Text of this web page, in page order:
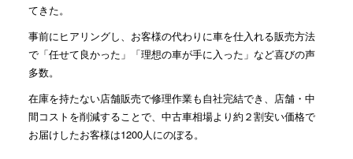
てきた。
事前にヒアリングし、お客様の代わりに車を仕入れる販売方法
で「任せて良かった」「理想の車が手に入った」など喜びの声
多数。
在庫を持たない店舗販売で修理作業も自社完結でき、店舗・中
間コストを削減することで、中古車相場より約２割安い価格で
お届けしたお客様は1200人にのぼる。